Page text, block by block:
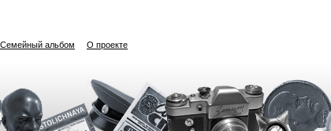
Семейный альбом О проекте